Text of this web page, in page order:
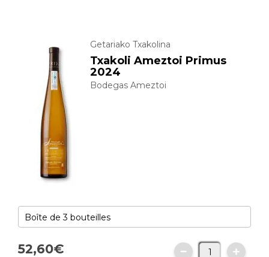
Getariako Txakolina
Txakoli Ameztoi Primus
2024
Bodegas Ameztoi
52,60€